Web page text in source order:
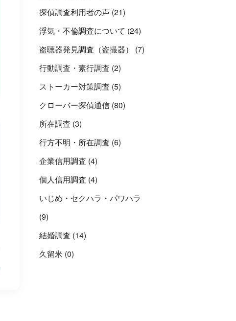
探偵調査利用者の声 (21)
浮気・不倫調査について (24)
盗聴器発見調査（盗撮器）
(7)
行動調査・素行調査 (2)
ストーカー対策調査 (5)
クローバー探偵通信 (80)
所在調査 (3)
行方不明・所在調査 (6)
企業信用調査 (4)
個人信用調査 (4)
いじめ・セクハラ・パワハラ
(9)
結婚調査 (14)
久留米 (0)